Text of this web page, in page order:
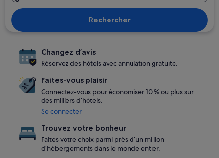
Rechercher
Changez d’avis
Réservez des hôtels avec annulation gratuite.
Faites-vous plaisir
Connectez-vous pour économiser 10 % ou plus sur
des milliers d’hôtels.
Se connecter
Trouvez votre bonheur
Faites votre choix parmi près d’un million
d’hébergements dans le monde entier.